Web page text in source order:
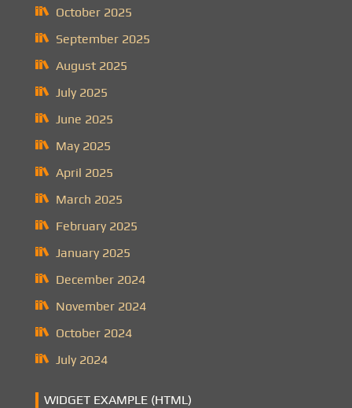
October 2025
September 2025
August 2025
July 2025
June 2025
May 2025
April 2025
March 2025
February 2025
January 2025
December 2024
November 2024
October 2024
July 2024
WIDGET EXAMPLE (HTML)